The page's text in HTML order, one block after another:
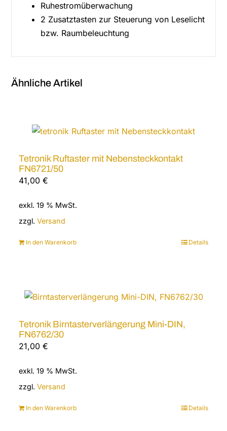
Ruhestromüberwachung
2 Zusatztasten zur Steuerung von Leselicht
bzw. Raumbeleuchtung
Ähnliche Artikel
Tetronik Ruftaster mit Nebensteckkontakt
FN6721/50
41,00€
exkl. 19 % MwSt.
zzgl.Versand
In den Warenkorb Details
Tetronik Birntasterverlängerung Mini-DIN,
FN6762/30
21,00€
exkl. 19 % MwSt.
zzgl.Versand
In den Warenkorb Details